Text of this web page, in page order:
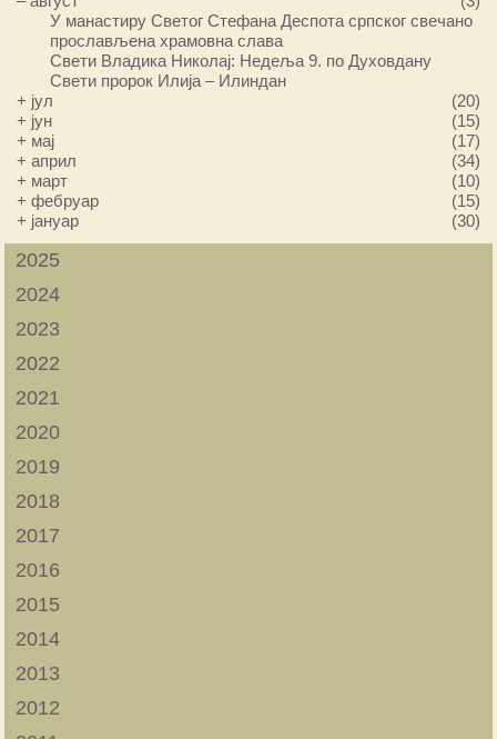
У манастиру Светог Стефана Деспота српског свечано
прослављена храмовна слава
Свети Владика Николај: Недеља 9. по Духовдану
Свети пророк Илија – Илиндан
+ јул
(20)
+ јун
(15)
+ мај
(17)
+април
(34)
+ март
(10)
+фебруар
(15)
+ јануар (30)
2025
2024
2023
2022
2021
2020
2019
2018
2017
2016
2015
2014
2013
2012